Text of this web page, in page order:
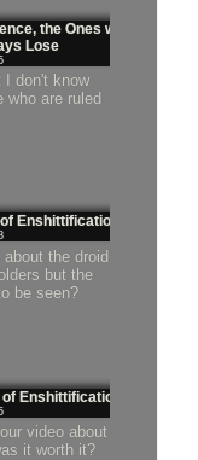
the Ones who
Lose
I don't know
who are ruled
Enshittification
the droid
but the
be seen?
Enshittification
video about
it worth it?